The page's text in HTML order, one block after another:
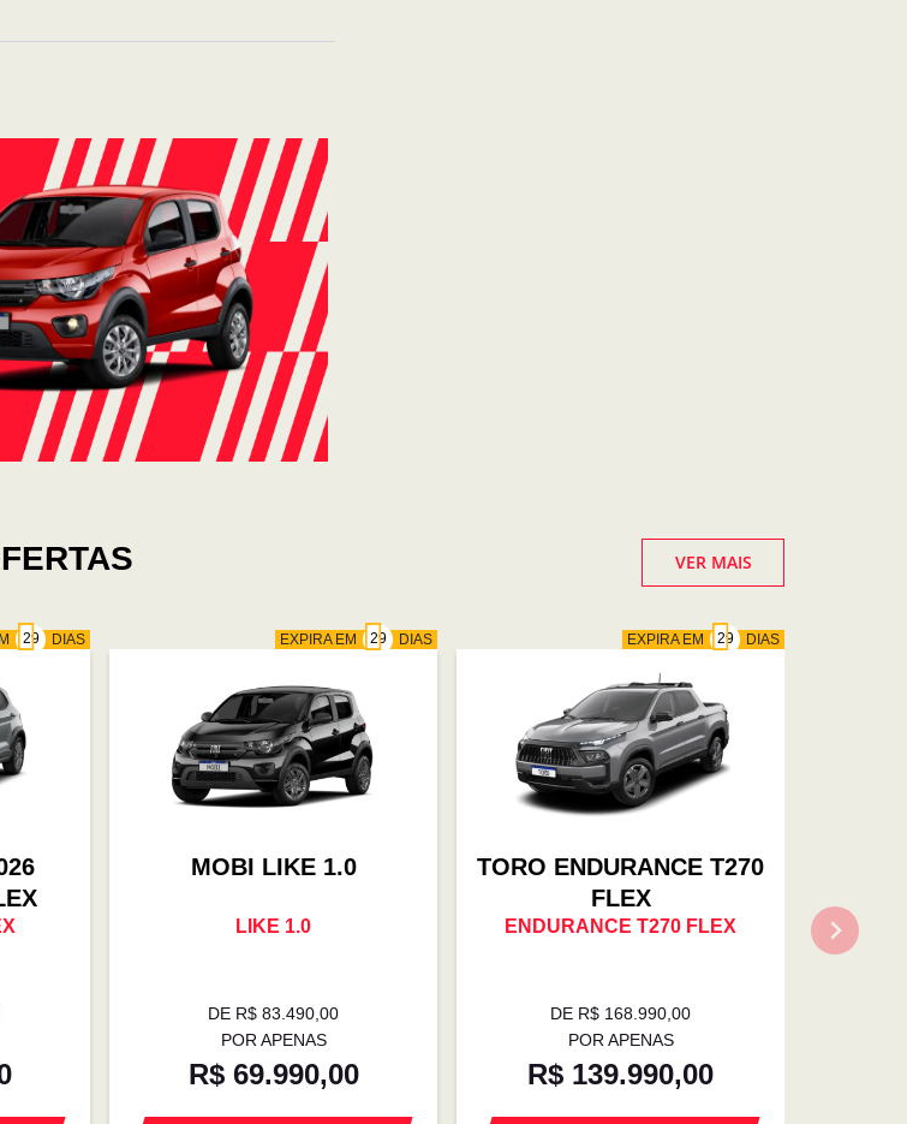
VER MAIS
DIAS EXPIRA EM DIAS
MOBI LIKE 1.0
LIKE 1.0
DE R$ 83.490,00
POR APENAS
R$ 69.990,00
EXPIRA EM DIAS
TORO ENDURANCE T270
FLEX
ENDURANCE T270 FLEX
DE R$ 168.990,00
POR APENAS
R$ 139.990,00